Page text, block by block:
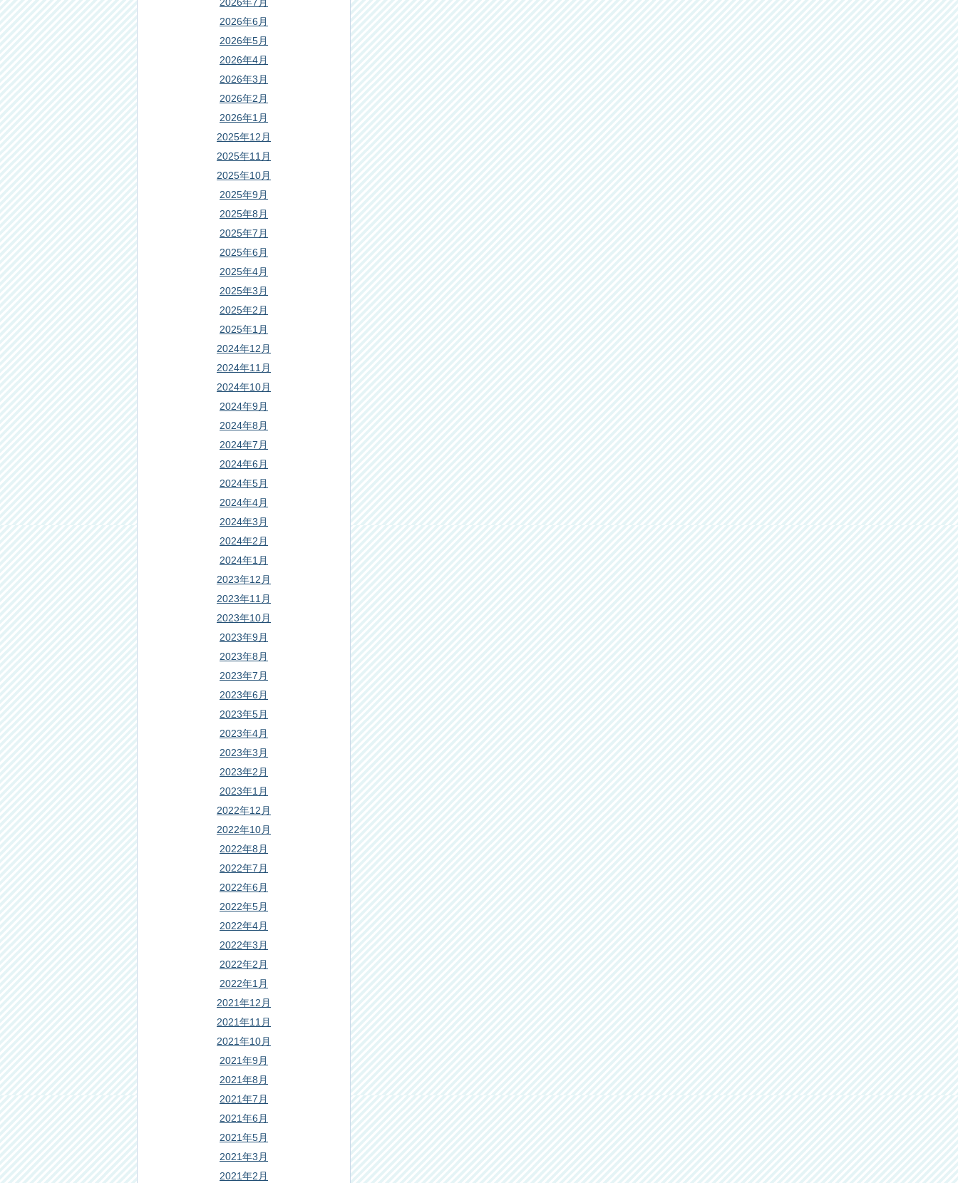
2026年6月
2026年5月
2026年4月
2026年3月
2026年2月
2026年1月
2025年12月
2025年11月
2025年10月
2025年9月
2025年8月
2025年7月
2025年6月
2025年4月
2025年3月
2025年2月
2025年1月
2024年12月
2024年11月
2024年10月
2024年9月
2024年8月
2024年7月
2024年6月
2024年5月
2024年4月
2024年3月
2024年2月
2024年1月
2023年12月
2023年11月
2023年10月
2023年9月
2023年8月
2023年7月
2023年6月
2023年5月
2023年4月
2023年3月
2023年2月
2023年1月
2022年12月
2022年10月
2022年8月
2022年7月
2022年6月
2022年5月
2022年4月
2022年3月
2022年2月
2022年1月
2021年12月
2021年11月
2021年10月
2021年9月
2021年8月
2021年7月
2021年6月
2021年5月
2021年3月
2021年2月